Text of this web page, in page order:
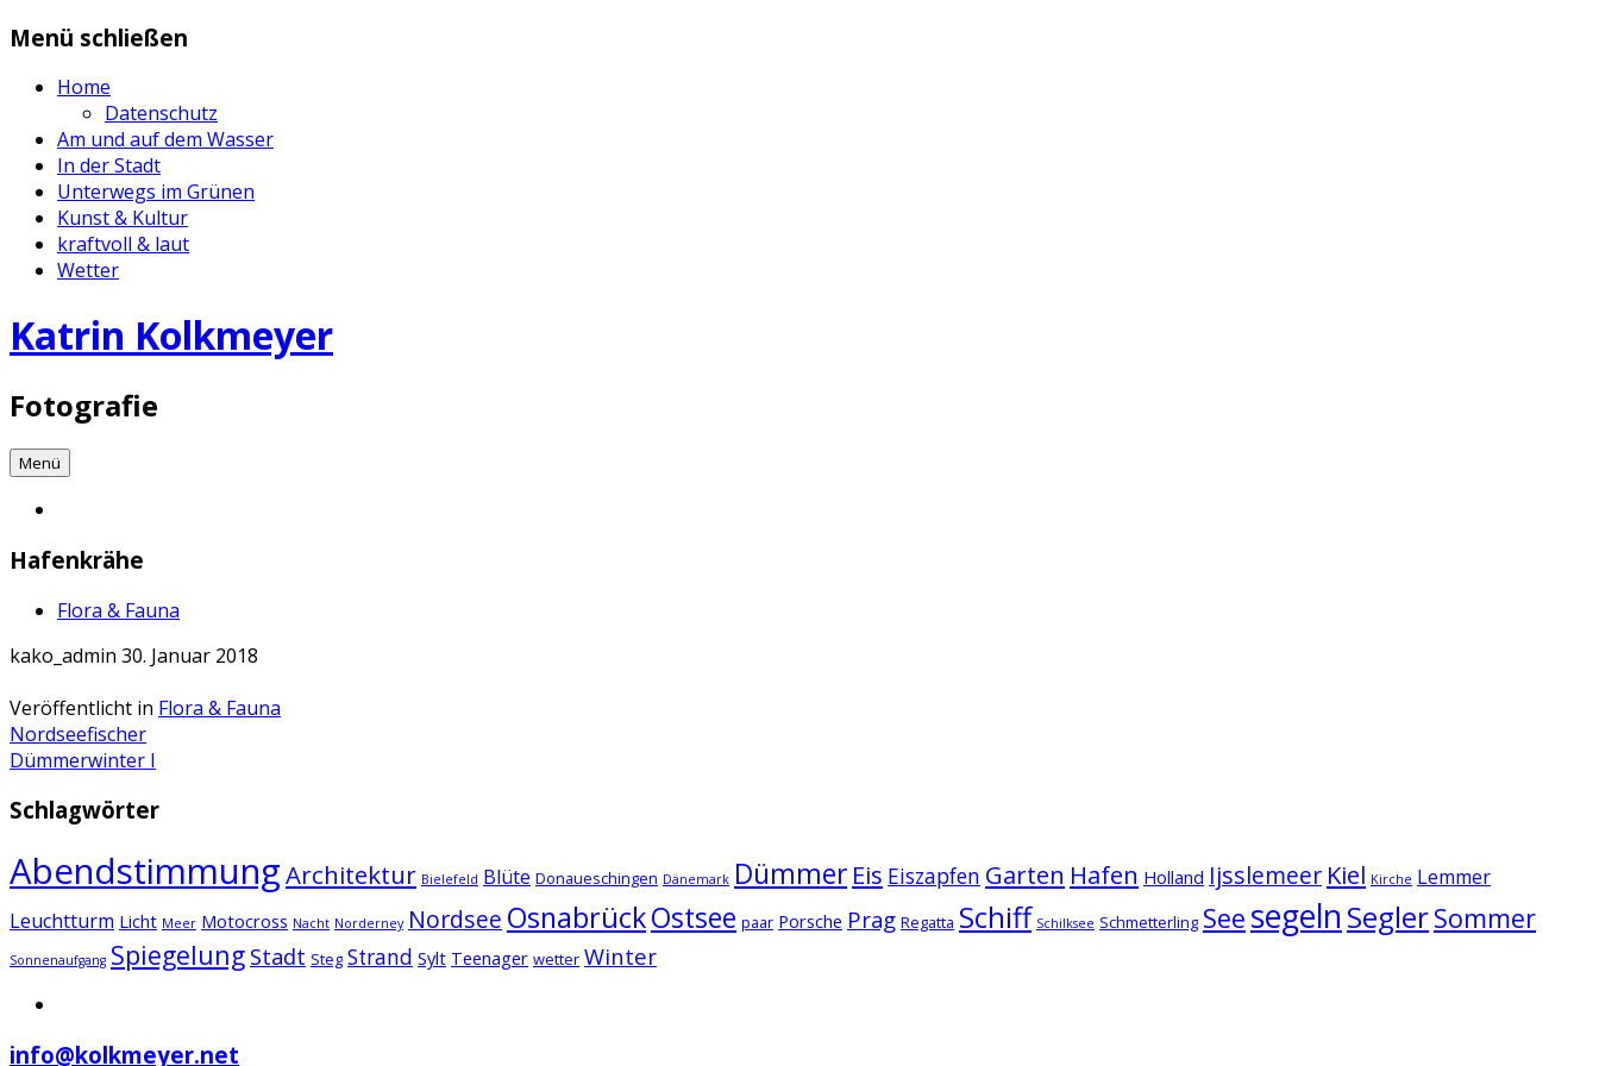
Zum
springen
Menü schließen
Home
Datenschutz
Am und auf dem Wasser
In der Stadt
Unterwegs im Grünen
Kunst & Kultur
kraftvoll & laut
Wetter
Katrin Kolkmeyer
Fotografie
Menü
Hafenkrähe
Flora & Fauna
kako_admin 30. Januar 2018
Veröffentlicht in Flora & Fauna
Artikel-
Navigation
Nordseefischer
Dümmerwinter I
Schlagwörter
AbendstimmungArchitektur Bielefeld Blüte Donaueschingen Dänemark Dümmer Eis Eiszapfen Garten Hafen Holland Ijsslemeer Kiel Kirche Lemmer
Leuchtturm Licht Meer Motocross Nacht Norderney Nordsee OsnabrückOstsee paar Porsche Prag Regatta Schiff Schilksee Schmetterling See segeln SeglerSommer
Sonnenaufgang Spiegelung Stadt Steg Strand Sylt Teenager wetter Winter
info@kolkmeyer.net